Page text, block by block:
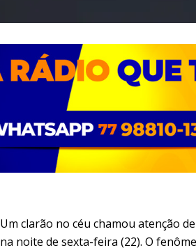
Um clarão no céu chamou atenção
na noite de sexta-feira (22). O